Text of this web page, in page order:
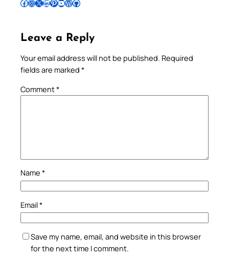
Follow Pradeep on Facebook Follow Pradeep on InstagramFollow Pradeep on X Follow Pradeep on LinkedIn Follow Pradeep on Pinterest Subscribe to Pradeep’s Youtube Channel Follow Pradeep on WordPress Follow Pradeep on GitHub
Leave a Reply
Your email address will not be published. Required
fields are marked *
Comment*
Name *
Email*
Save my name, email, and website in this browser
for the next time I comment.